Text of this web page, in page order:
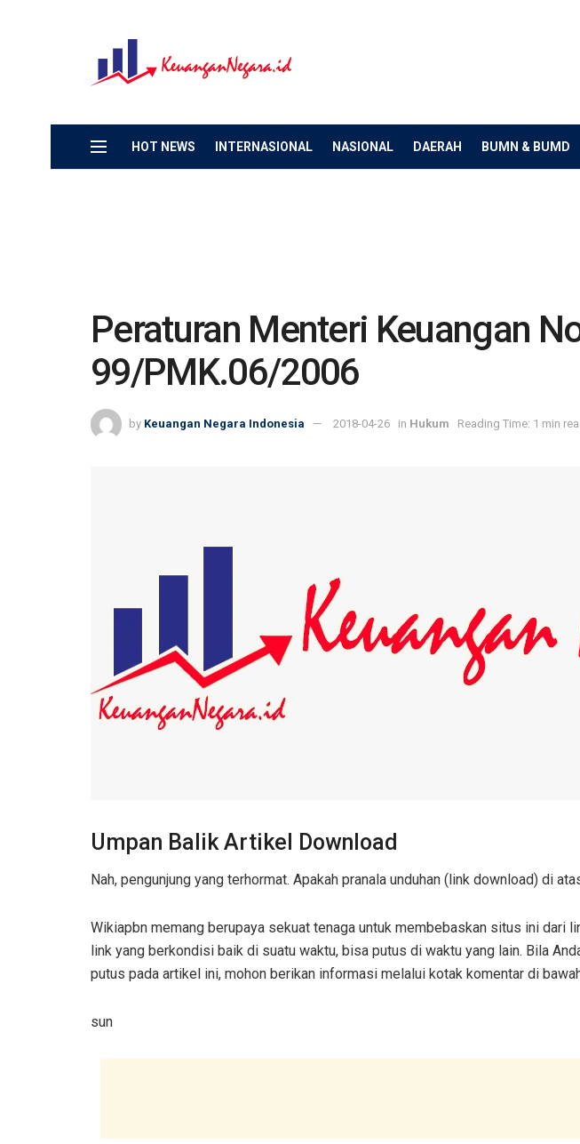
HOT NEWS INTERNASIONAL NASIONAL DAERAH BUMN & BUMD
Peraturan Menteri Keuangan
99/PMK.06/2006
by Keuangan Negara Indonesia 2018-04-26 in Hukum Reading Time: 1 min
Umpan Balik Artikel Download
Nah, pengunjung yang terhormat. Apakah pranala unduhan (link download) di
Wikiapbn memang berupaya sekuat tenaga untuk membebaskan situs ini dari
link yang berkondisi baik di suatu waktu, bisa putus di waktu yang lain. Bila
putus pada artikel ini, mohon berikan informasi melalui kotak komentar di
sun